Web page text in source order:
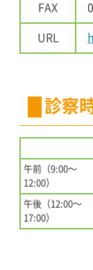
FAX
URL
診察
午前（9:00〜
12:00）
午後（12:00〜
17:00）